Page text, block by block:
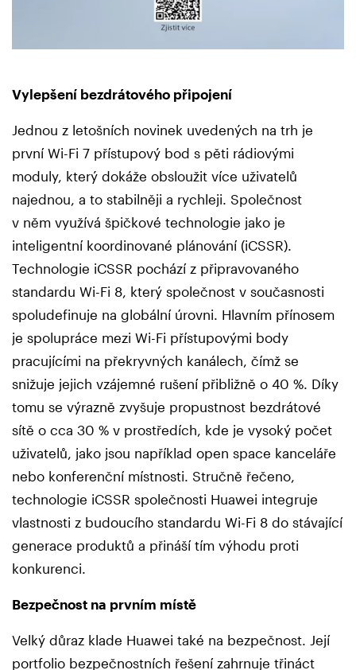
Vylepšení bezdrátového připojení
Jednou z letošních novinek uvedených na trh je
první Wi-Fi 7 přístupový bod s pěti rádiovými
moduly, který dokáže obsloužit více uživatelů
najednou, a to stabilněji a rychleji. Společnost
v něm využívá špičkové technologie jako je
inteligentní koordinované plánování (iCSSR).
Technologie iCSSR pochází z připravovaného
standardu Wi-Fi 8, který společnost v současnosti
spoludefinuje na globální úrovni. Hlavním přínosem
je spolupráce mezi Wi-Fi přístupovými body
pracujícími na překryvných kanálech, čímž se
snižuje jejich vzájemné rušení přibližně o 40 %. Díky
tomu se výrazně zvyšuje propustnost bezdrátové
sítě o cca 30 % v prostředích, kde je vysoký počet
uživatelů, jako jsou například open space kanceláře
nebo konferenční místnosti. Stručně řečeno,
technologie iCSSR společnosti Huawei integruje
vlastnosti z budoucího standardu Wi-Fi 8 do stávající
generace produktů a přináší tím výhodu proti
konkurenci.
Bezpečnost na prvním místě
Velký důraz klade Huawei také na bezpečnost. Její
portfolio bezpečnostních řešení zahrnuje třináct